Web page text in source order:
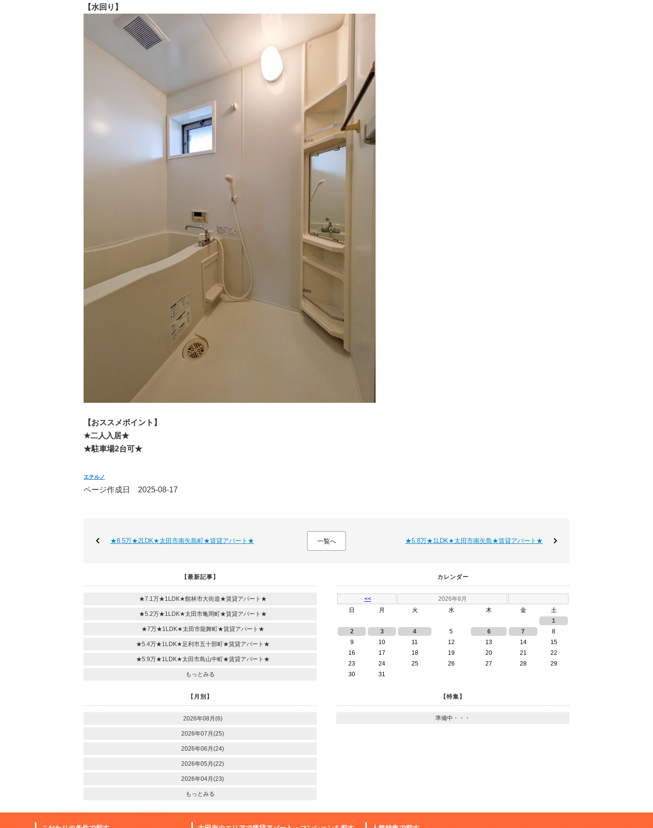
【水回り 】
【おススメポイント】
★二人入居★
★駐車場2台可★
エテルノ
ページ作成日 2025-08-17
★8.5万★2LDK★太田市南矢島町★賃貸アパート★ 一覧へ ★5.8万★1LDK★太田市南矢島★賃貸アパート★
【最新記事】
★7.1万★1LDK★館林市大街道★賃貸アパート★
★5.2万★1LDK★太田市亀岡町★賃貸アパート★
★7万★1LDK★太田市龍舞町★賃貸アパート★
★5.4万★1LDK★足利市五十部町★賃貸アパート★
★5.9万★1LDK★太田市鳥山中町★賃貸アパート★
もっとみる
カレンダー
<<
2026年8月
日
月 火 水 木 金
土
1
2
3 4 5 6 7
8
9
10 11 12 13 14
15
16
17 18 19 20 21
22
23
24 25 26 27 28
29
30
31
【月別】
2026年08月(6)
2026年07月(25)
2026年06月(24)
2026年05月(22)
2026年04月(23)
もっとみる
【特集】
準備中・・・